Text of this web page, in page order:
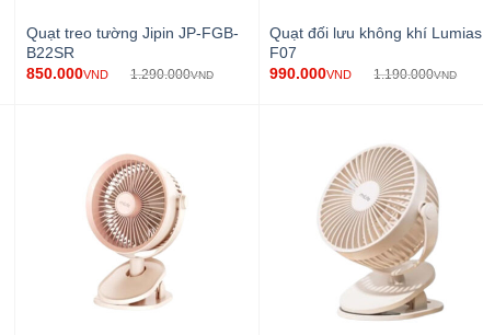
Quạt treo tường Jipin JP-FGB-
B22SR
850.000VND 1.290.000VND
Quạt đối lưu không khí Lumias
F07
990.000VND 1.190.000VND